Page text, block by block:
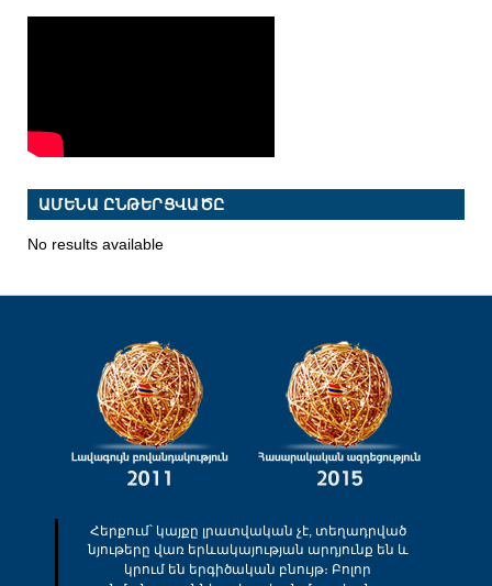
ԱՄԵՆԱ ԸՆԹԵՐՑՎԱԾԸ
No results available
Հերքում՝ կայքը լրատվական չէ, տեղադրված
նյութերը վառ երևակայության արդյունք են և
կրում են երգիծական բնույթ։ Բոլոր